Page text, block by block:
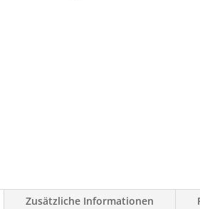
Zusätzliche Informationen